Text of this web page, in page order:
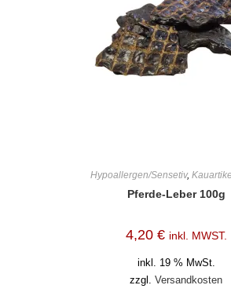
Hypoallergen/Sensetiv,
Pferde-Leber 100g
4,20 € inkl. MWST.
inkl. 19 % MwSt.
zzgl. Versandkosten